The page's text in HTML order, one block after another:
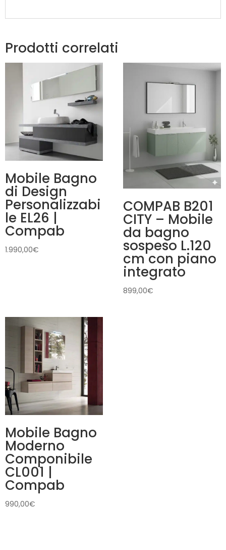
Prodotti correlati
Mobile Bagno
di Design
Personalizzabi
le EL26 |
Compab
1.990,00€
COMPAB B201
CITY – Mobile
da bagno
sospeso L.120
cm con piano
integrato
899,00€
Mobile Bagno
Moderno
Componibile
CL001 |
Compab
990,00€